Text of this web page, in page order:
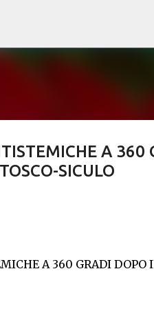
A
SICULO
A 360 GRADI DOPO